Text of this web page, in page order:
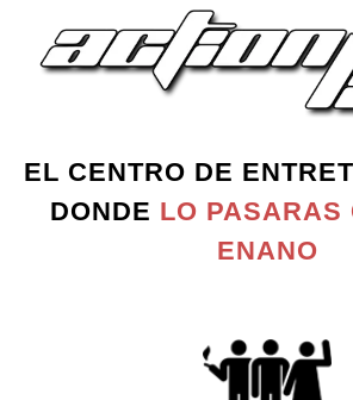
EL CENTRO DE
DONDE LO PASARAS
ENANO